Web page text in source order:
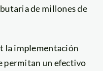
de millones de
la implementación
permitan un efectivo